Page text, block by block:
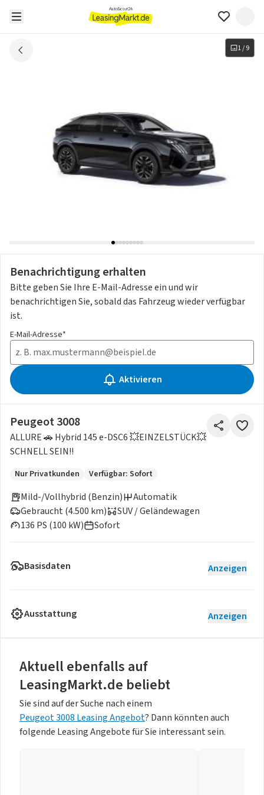
1/9
Benachrichtigung erhalten
Bitte geben Sie Ihre E-Mail-Adresse ein und wir
benachrichtigen Sie, sobald das Fahrzeug wieder verfügbar
ist.
E-Mail-Adresse*
Aktivieren
Peugeot 3008
ALLURE 🚗 Hybrid 145 e-DSC6 💥EINZELSTÜCK💥
SCHNELL SEIN!!
Nur Privatkunden Verfügbar: Sofort
Mild-/Vollhybrid (Benzin)
Gebraucht (4.500 km)
136 PS (100 kW)
Automatik
SUV / Geländewagen
Sofort
Basisdaten Anzeigen
Ausstattung Anzeigen
Aktuell ebenfalls auf
LeasingMarkt.de beliebt
Sie sind auf der Suche nach einem
Peugeot 3008 Leasing Angebot? Dann könnten auch
folgende Leasing Angebote für Sie interessant sein.